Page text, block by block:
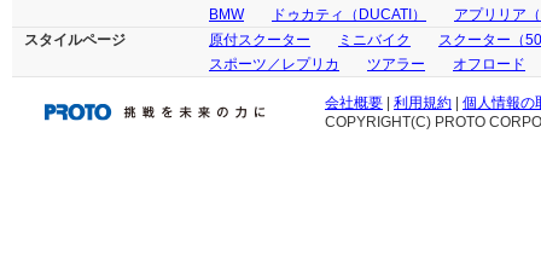
BMW
ドゥカティ（DUCATI）
アプリリア
スタイルページ
原付スクーター ミニバイク
スクーター（
スポーツ／レプリカ
ツアラー オフロード
会社概要 利用規約
個人情報の
COPYRIGHT(C) PROTO